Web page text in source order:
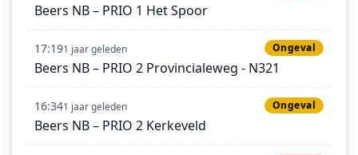
Beers NB – PRIO 1 Het Spoor
17:191 jaar geleden Ongeval
Beers NB – PRIO 2 Provincialeweg - N321
16:341 jaar geleden Ongeval
Beers NB – PRIO 2 Kerkeveld